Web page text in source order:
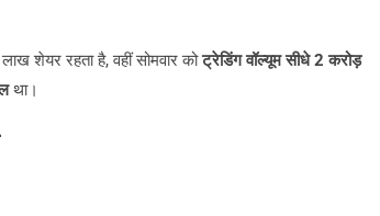
शेयर रहता है, वहीं सोमवार कोट्रेडिंग वॉल्यूम सीधे 2 करोड़
था।